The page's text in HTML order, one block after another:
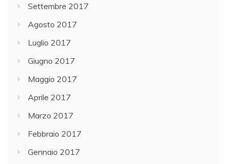
Settembre 2017
Agosto 2017
Luglio 2017
Giugno 2017
Maggio 2017
Aprile 2017
Marzo 2017
Febbraio 2017
Gennaio 2017